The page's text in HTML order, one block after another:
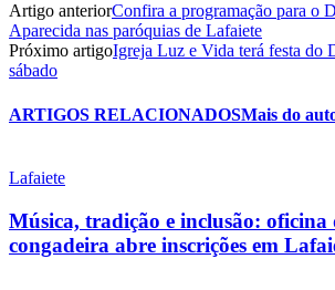
Artigo anteriorConfira a programação para o
Aparecida nas paróquias de Lafaiete
Próximo artigoIgreja Luz e Vida terá festa do
sábado
ARTIGOS RELACIONADOSMais do
Lafaiete
Música, tradição e inclusão: oficina
congadeira abre inscrições em